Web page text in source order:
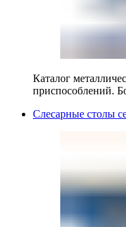
Каталог
приспособлений.
Слесарные столы